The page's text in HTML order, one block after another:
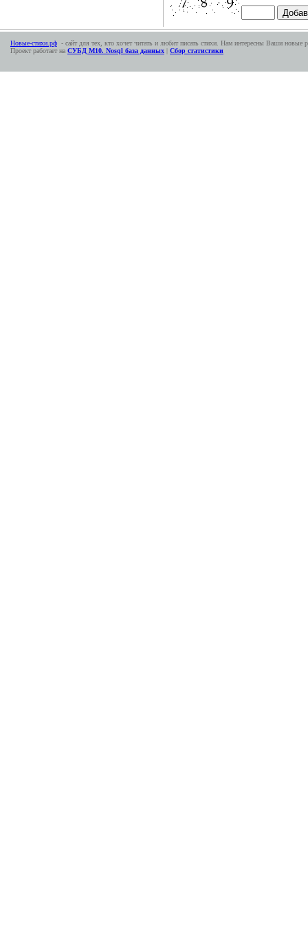
Новые-стихи.рф - сайт для тех, кто хочет читать и любит писать стихи. Нам интересны Ваши новые
Проект работает на СУБД М10. Nosql база данных | Сбор статистики